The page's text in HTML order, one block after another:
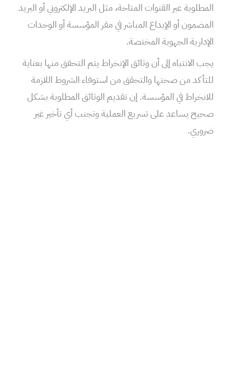
المطلوبة عبر القنوات المتاحة، مثل البريد الإلكتروني أو البريد
المضمون أو الإيداع المباشر في مقر المؤسسة أو الوحدات
الإدارية الجهوية المختصة.
يجب الانتباه إلى أن وثائق الإنخراط يتم التحقق منها بعناية
للتأكد من صحتها والتحقق من استوفاء الشروط اللازمة
للانخراط في المؤسسة. إن تقديم الوثائق المطلوبة بشكل
صحيح يساعد على تسريع العملية وتجنب أي تأخير غير
ضروري.